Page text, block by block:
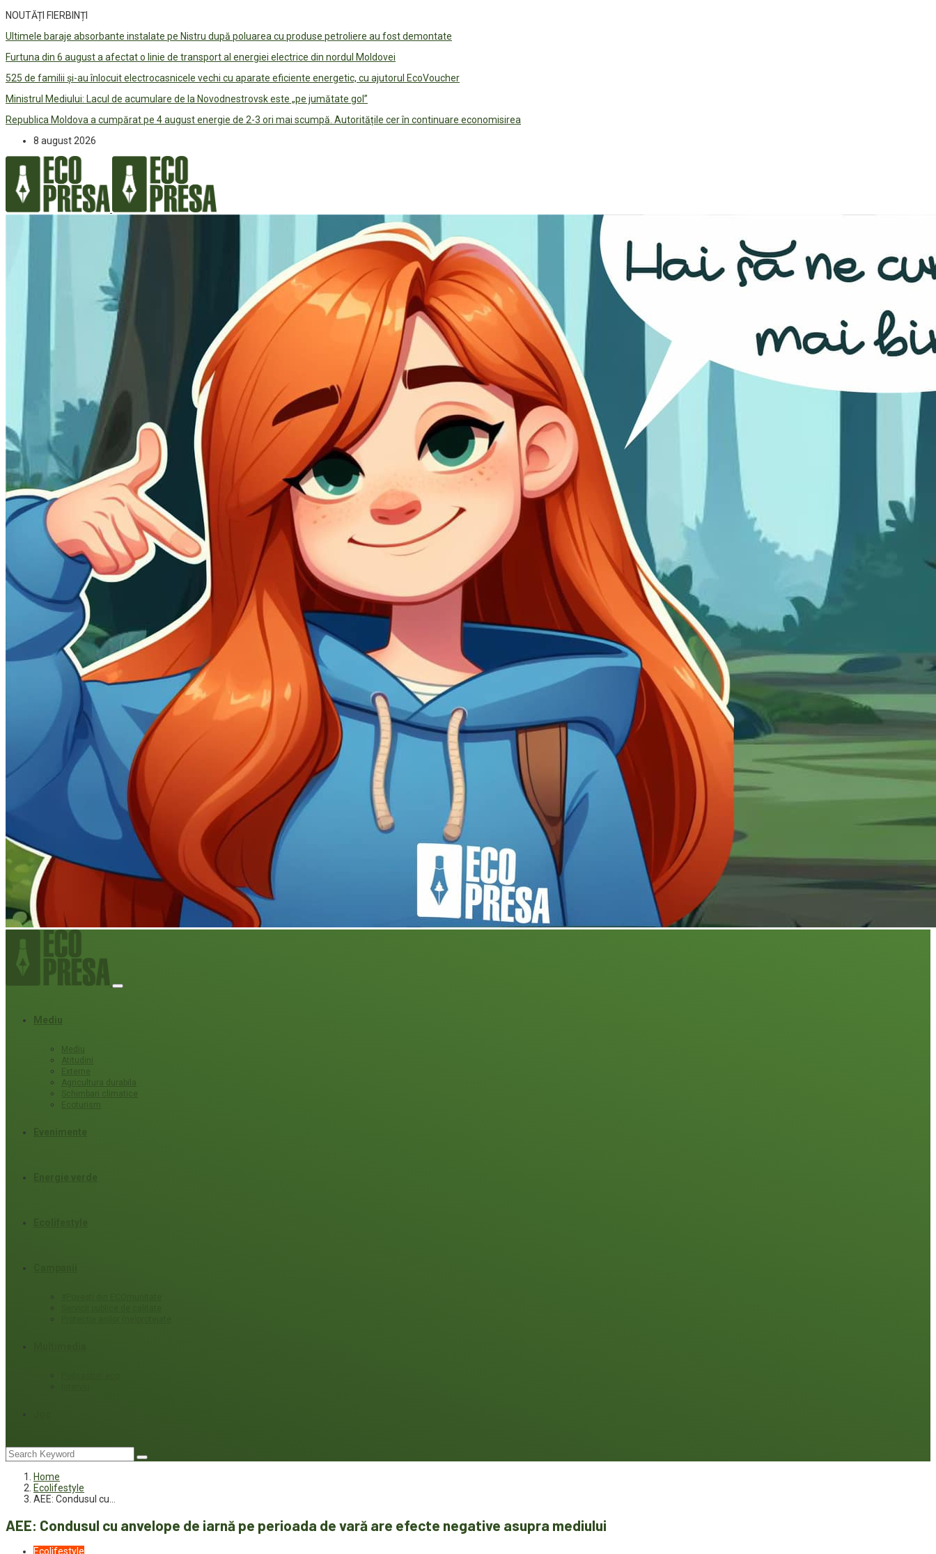
NOUTĂȚI FIERBINȚI
Ultimele baraje absorbante instalate pe Nistru după poluarea cu produse petroliere au fost demontate
Furtuna din 6 august a afectat o linie de transport al energiei electrice din nordul Moldovei
525 de familii și-au înlocuit electrocasnicele vechi cu aparate eficiente energetic, cu ajutorul EcoVoucher
Ministrul Mediului: Lacul de acumulare de la Novodnestrovsk este „pe jumătate gol”
Republica Moldova a cumpărat pe 4 august energie de 2-3 ori mai scumpă. Autoritățile cer în continuare economisirea
8 august 2026
Mediu
Mediu
Atitudini
Externe
Agricultura durabila
Schimbari climatice
Ecoturism
Home
Ecolifestyle
AEE: Condusul cu…
AEE: Condusul cu anvelope de iarnă pe perioada de vară are efecte negative asupra mediului
Ecolifestyle